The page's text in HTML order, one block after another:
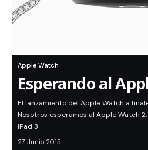
Apple Watch
Esperando al
El lanzamiento del Apple Watch a
Nosotros esperamos al Apple Watch
iPad 3
27 Junio 2015